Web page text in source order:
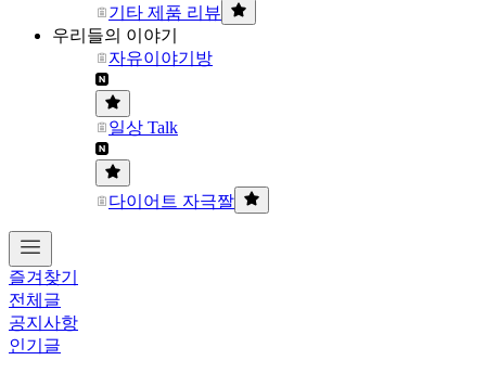
기타 제품 리뷰
우리들의 이야기
자유이야기방
일상 Talk
다이어트 자극짤
즐겨찾기
전체글
공지사항
인기글